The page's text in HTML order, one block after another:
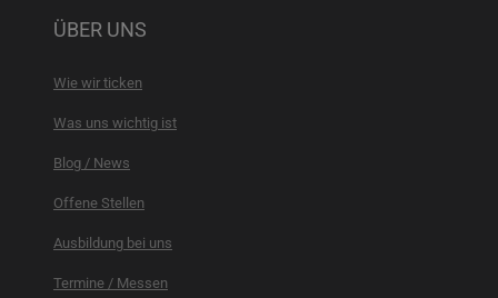
ÜBER UNS
Wie wir ticken
Was uns wichtig ist
Blog / News
Offene Stellen
Ausbildung bei uns
Termine / Messen